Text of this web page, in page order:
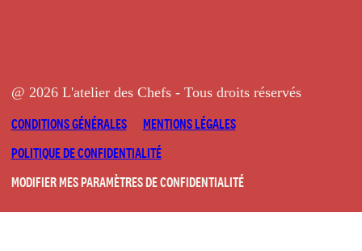
@ 2026 L'atelier des Chefs - Tous droits réservés
CONDITIONS GÉNÉRALES
MENTIONS LÉGALES
POLITIQUE DE CONFIDENTIALITÉ
MODIFIER MES PARAMÈTRES DE CONFIDENTIALITÉ